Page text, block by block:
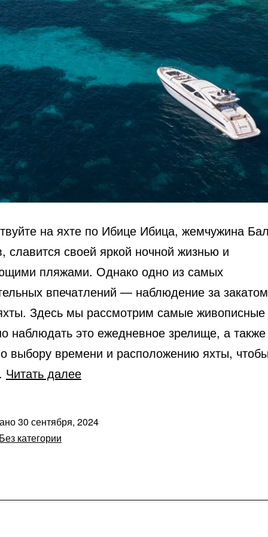
на яхте по Ибице Ибица, жемчужина
славится своей яркой ночной жизнью и
пляжами. Однако одно из самых
впечатлений — наблюдение за
Здесь мы рассмотрим самые живописные
наблюдать это ежедневное зрелище, а
выбору времени и расположению яхты,
Читать далееЛучшие
30 сентября, 2024
Без категории